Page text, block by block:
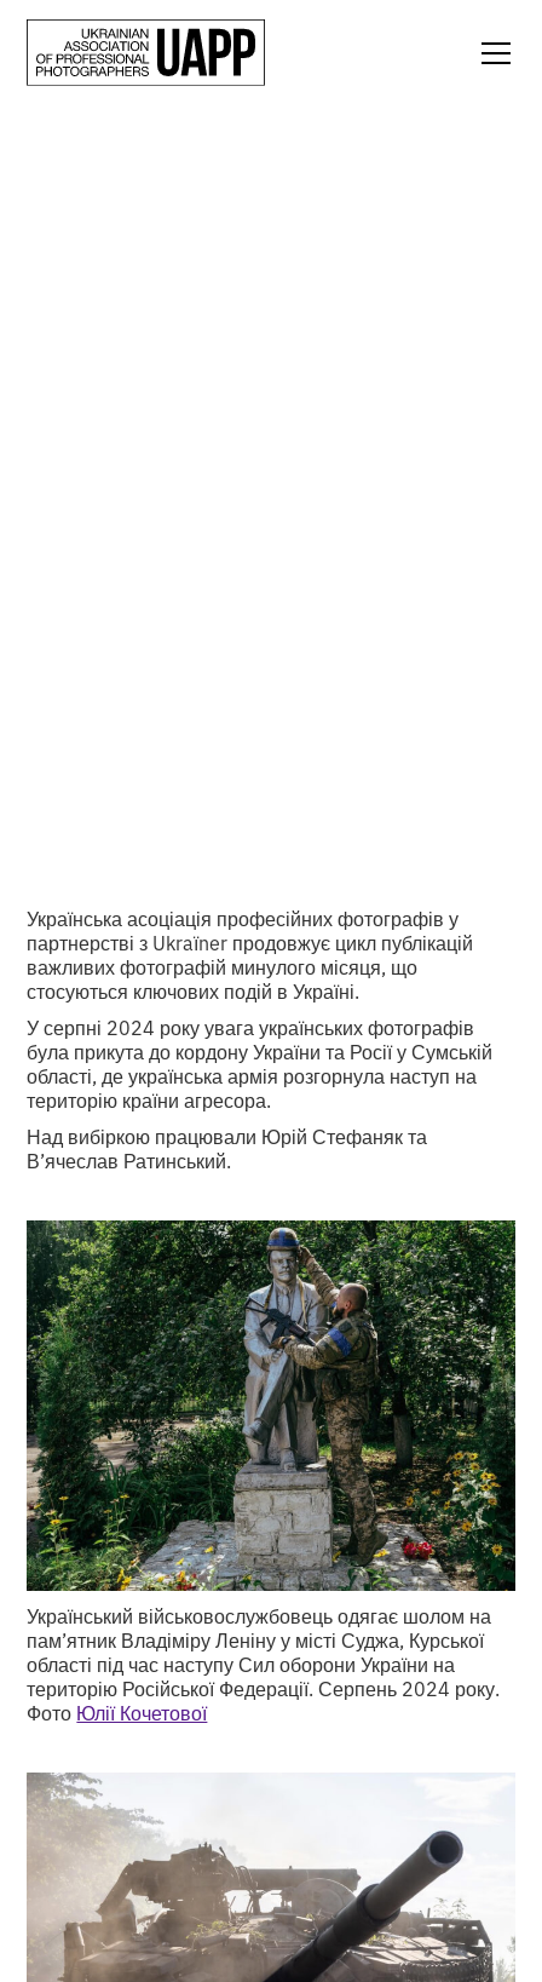
Українська асоціація професійних фотографів у
партнерстві з Ukraїner продовжує цикл публікацій
важливих фотографій минулого місяця, що
стосуються ключових подій в Україні.
У серпні 2024 року увага українських фотографів
була прикута до кордону України та Росії у Сумській
області, де українська армія розгорнула наступ на
територію країни агресора.
Над вибіркою працювали Юрій Стефаняк та
В’ячеслав Ратинський.
Український військовослужбовець одягає шолом на
пам’ятник Владіміру Леніну у місті Суджа, Курської
області під час наступу Сил оборони України на
територію Російської Федерації. Серпень 2024 року.
Фото Юлії Кочетової